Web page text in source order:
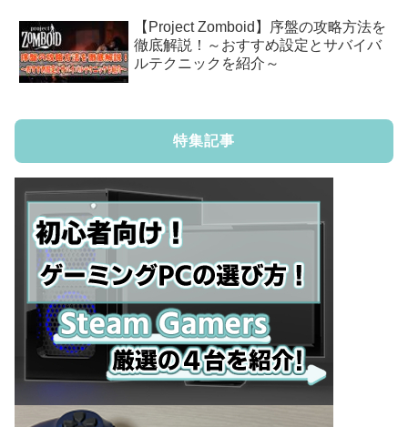
【Project Zomboid】序盤の攻略方法を
徹底解説！～おすすめ設定とサバイバ
ルテクニックを紹介～
特集記事